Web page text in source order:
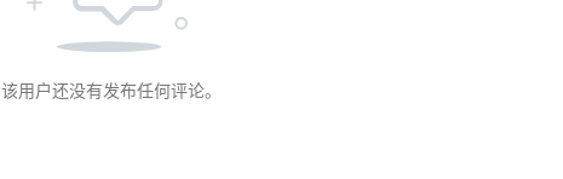
该用户还没有发布任何评论。